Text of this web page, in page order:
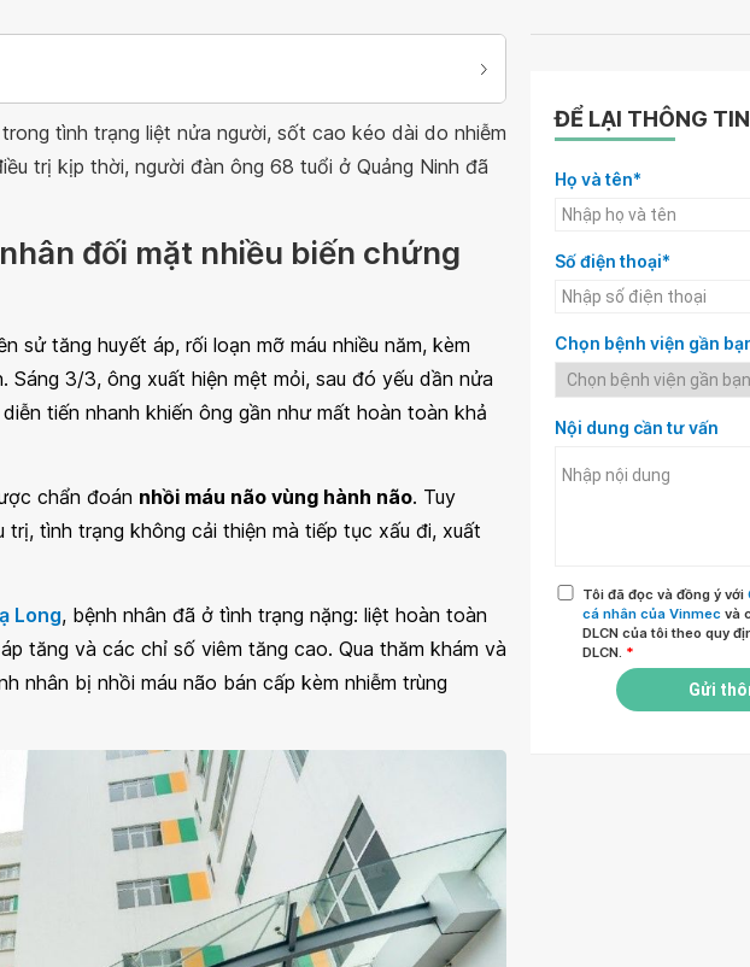
tình trạng liệt nửa người, sốt cao kéo dài do nhiễm
trị kịp thời, người đàn ông 68 tuổi ở Quảng Ninh đã
đối mặt nhiều biến chứng
sử tăng huyết áp, rối loạn mỡ máu nhiều năm, kèm
Sáng 3/3, ông xuất hiện mệt mỏi, sau đó yếu dần nửa
tiến nhanh khiến ông gần như mất hoàn toàn khả
chẩn đoán nhồi máu não vùng hành não. Tuy
trị, tình trạng không cải thiện mà tiếp tục xấu đi, xuất
Long, bệnh nhân đã ở tình trạng nặng: liệt hoàn toàn
tăng và các chỉ số viêm tăng cao. Qua thăm khám và
nhân bị nhồi máu não bán cấp kèm nhiễm trùng
ĐỂ LẠI THÔNG
Họ và tên*
Số điện thoại*
Chọn bệnh viện gần
Nội dung cần tư vấn
Tôi đã đọc và đồng ý với
cá nhân của Vinmec và
DLCN của tôi theo quy
DLCN. *
Gửi